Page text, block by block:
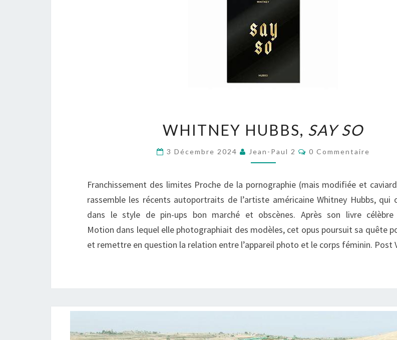
HUBBS,
SAY
SO
WHITNEY HUBBS, SAY SO
3 Décembre 2024 Jean-Paul 2 Commentaires
0 Commentaire
Franchissement des limites Proche de la pornographie (mais modifiée et
rassemble les récents autoportraits de l’artiste américaine Whitney Hubbs, qui
dans le style de pin-ups bon marché et obscènes. Après son livre célèbre
Motion dans lequel elle photographiait des modèles, cet opus poursuit sa quête
et remettre en question la relation entre l’appareil photo et le corps féminin. Post